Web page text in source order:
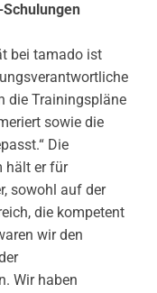
bei tamado ist
die Trainingspläne
sowie die
Die
hält er für
sowohl auf der
die kompetent
wir den
Wir haben